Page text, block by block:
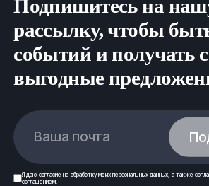
Подпишитесь на
рассылку, чтобы
событий и получать
выгодные
Ваша почта
Я даю согласие на обработку моих персональных данных , а также
соглашением.